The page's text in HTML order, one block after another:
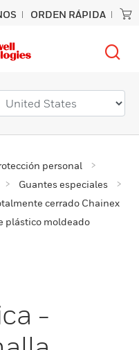
ORDEN RÁPIDA
personal
Guantes especiales
cerrado Chainex
plástico moldeado
-